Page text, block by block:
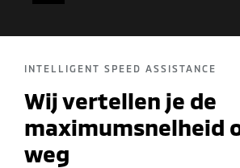
INTELLIGENT SPEED ASSISTANCE
Wij vertellen je de
maximumsnelheid
weg